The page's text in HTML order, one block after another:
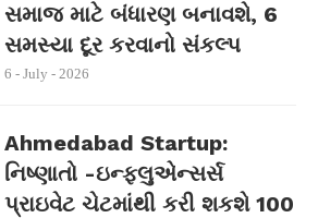
સમાજ માટે બંધારણ બનાવશે, 6
સમસ્યા દૂર કરવાનો સંકલ્પ
6 - July - 2026
Ahmedabad Startup:
નિષ્ણાતો -ઇન્ફ્લુએન્સર્સ
પ્રાઇવેટ ચેટમાંથી કરી શકશે 100